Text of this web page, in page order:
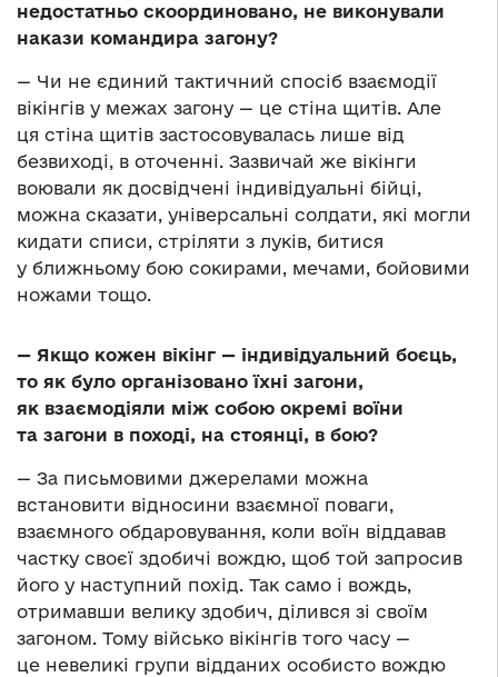
недостатньо скоординовано, не виконували
накази командира загону?
— Чи не єдиний тактичний спосіб взаємодії
вікінгів у межах загону — це стіна щитів. Але
ця стіна щитів застосовувалась лише від
безвиході, в оточенні. Зазвичай же вікінги
воювали як досвідчені індивідуальні бійці,
можна сказати, універсальні солдати, які могли
кидати списи, стріляти з луків, битися
у ближньому бою сокирами, мечами, бойовими
ножами тощо.
— Якщо кожен вікінг — індивідуальний боєць,
то як було організовано їхні загони,
як взаємодіяли між собою окремі воїни
та загони в поході, на стоянці, в бою?
— За письмовими джерелами можна
встановити відносини взаємної поваги,
взаємного обдаровування, коли воїн віддавав
частку своєї здобичі вождю, щоб той запросив
його у наступний похід. Так само і вождь,
отримавши велику здобич, ділився зі своїм
загоном. Тому військо вікінгів того часу —
це невеликі групи відданих особисто вождю